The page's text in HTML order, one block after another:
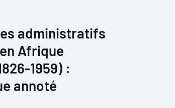
administratifs
Afrique
1959) :
annoté